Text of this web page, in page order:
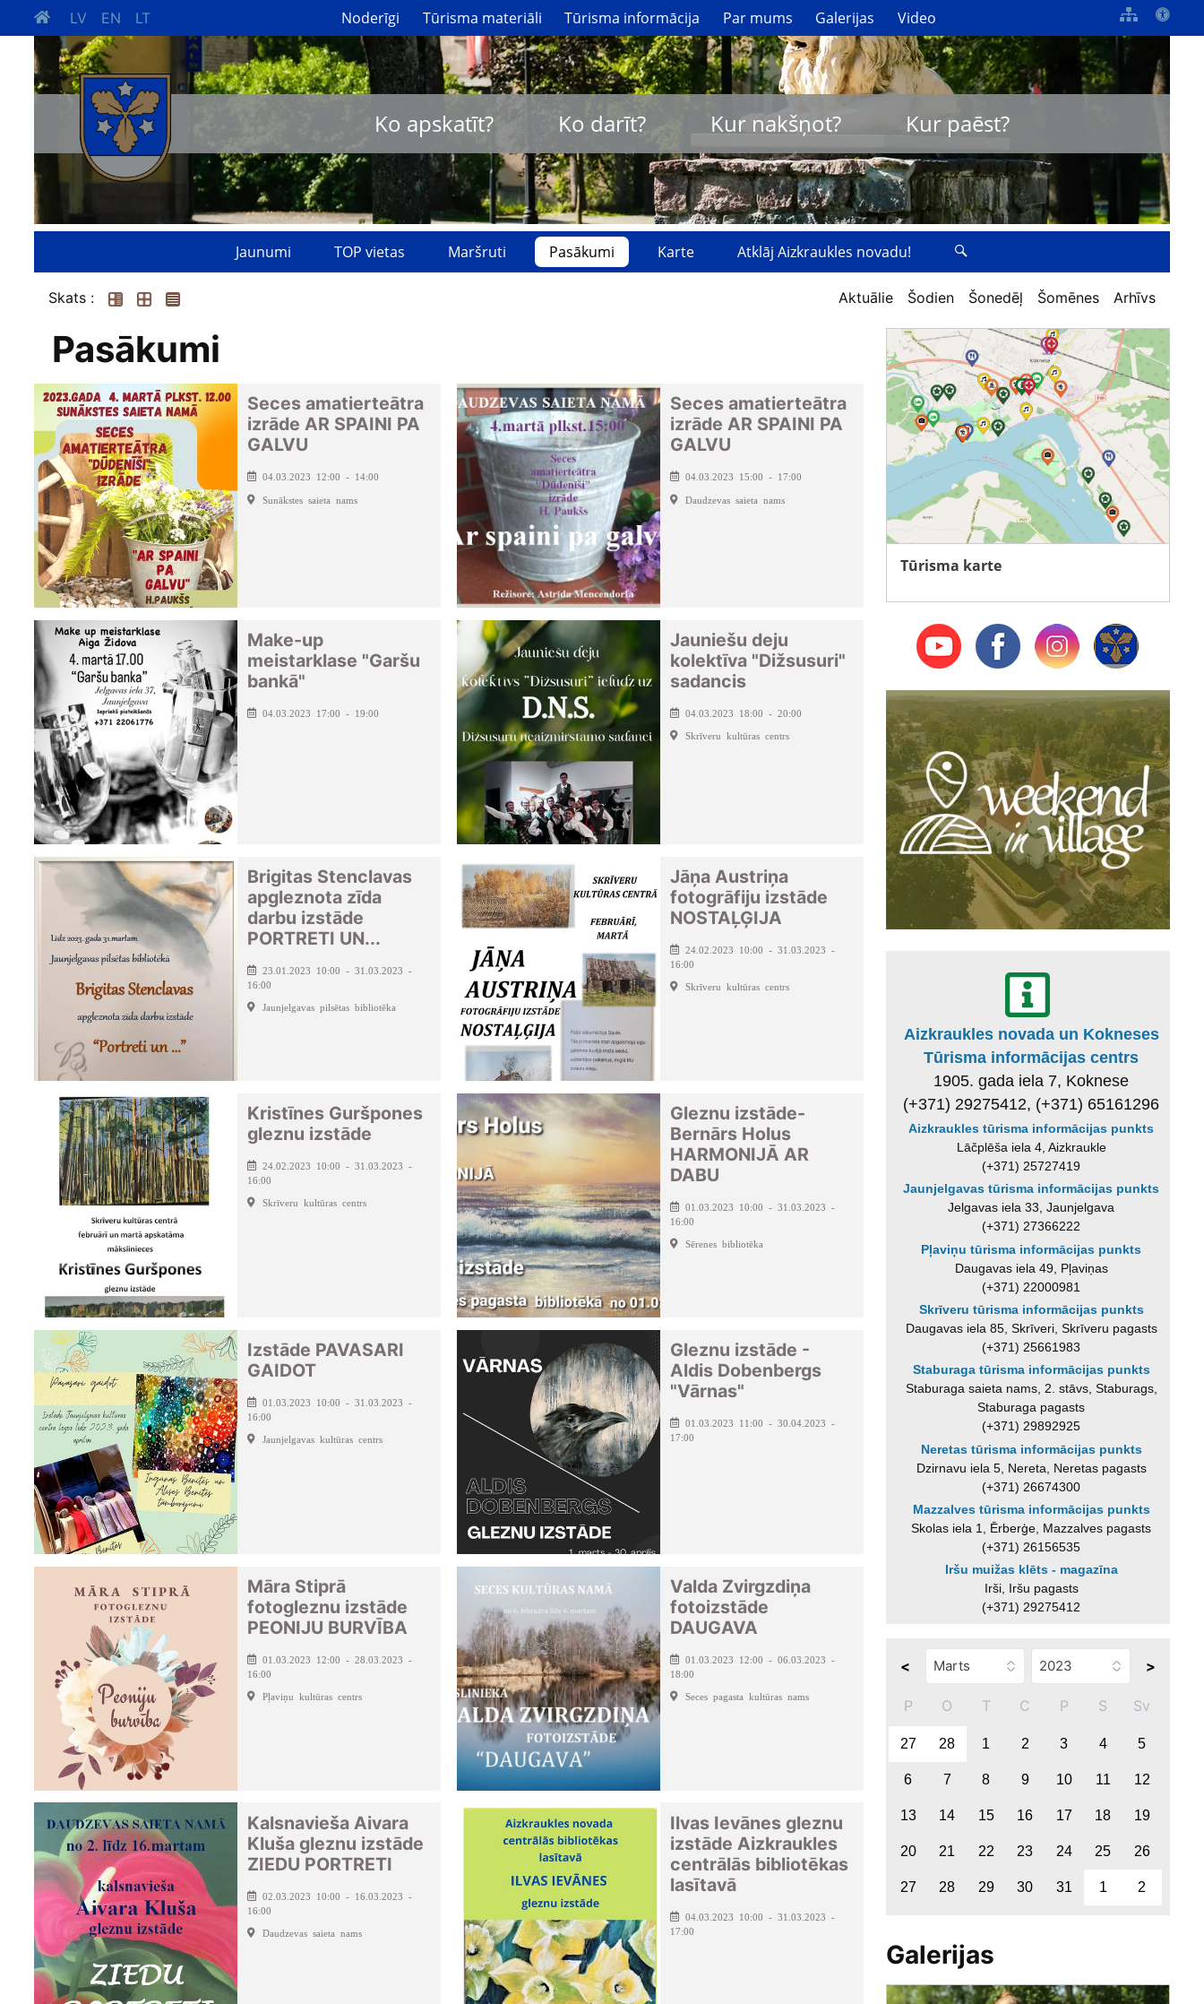
LV EN LT Noderīgi Tūrisma materiāli Tūrisma informācija Par mums Galerijas Video
Ko apskatīt? Ko darīt? Kur nakšņot? Kur paēst?
Jaunumi TOP vietas Maršruti Pasākumi Karte Atklāj Aizkraukles novadu!
Skats : Aktuālie Šodien Šonedēļ Šomēnes Arhīvs
Pasākumi
Seces amatierteātra
izrāde AR SPAINI PA
GALVU
04.03.2023 12:00 - 14:00
Sunākstes saieta nams
Seces amatierteātra
izrāde AR SPAINI PA
GALVU
04.03.2023 15:00 - 17:00
Daudzevas saieta nams
Make-up
meistarklase "Garšu
bankā"
04.03.2023 17:00 - 19:00
Jauniešu deju
kolektīva "Dižsusuri"
sadancis
04.03.2023 18:00 - 20:00
Skrīveru kultūras centrs
Brigitas Stenclavas
apgleznota zīda
darbu izstāde
PORTRETI UN...
23.01.2023 10:00 - 31.03.2023 -
16:00
Jaunjelgavas pilsētas bibliotēka
Jāņa Austriņa
fotogrāfiju izstāde
NOSTAĻĢIJA
24.02.2023 10:00 - 31.03.2023 -
16:00
Skrīveru kultūras centrs
Kristīnes Guršpones
gleznu izstāde
24.02.2023 10:00 - 31.03.2023 -
16:00
Skrīveru kultūras centrs
Gleznu izstāde-
Bernārs Holus
HARMONIJĀ AR
DABU
01.03.2023 10:00 - 31.03.2023 -
16:00
Sērenes bibliotēka
Izstāde PAVASARI
GAIDOT
01.03.2023 10:00 - 31.03.2023 -
16:00
Jaunjelgavas kultūras centrs
Gleznu izstāde -
Aldis Dobenbergs
"Vārnas"
01.03.2023 11:00 - 30.04.2023 -
17:00
Māra Stiprā
fotogleznu izstāde
PEONIJU BURVĪBA
01.03.2023 12:00 - 28.03.2023 -
16:00
Pļaviņu kultūras centrs
Valda Zvirgzdiņa
fotoizstāde
DAUGAVA
01.03.2023 12:00 - 06.03.2023 -
18:00
Seces pagasta kultūras nams
Kalsnavieša Aivara
Kluša gleznu izstāde
ZIEDU PORTRETI
02.03.2023 10:00 - 16.03.2023 -
16:00
Daudzevas saieta nams
Ilvas Ievānes gleznu
izstāde Aizkraukles
centrālās bibliotēkas
lasītavā
04.03.2023 10:00 - 31.03.2023 -
17:00
Tūrisma karte
Aizkraukles novada un Kokneses
Tūrisma informācijas centrs
1905. gada iela 7, Koknese
(+371) 29275412, (+371) 65161296
Aizkraukles tūrisma informācijas punkts
Lāčplēša iela 4, Aizkraukle
(+371) 25727419
Jaunjelgavas tūrisma informācijas punkts
Jelgavas iela 33, Jaunjelgava
(+371) 27366222
Pļaviņu tūrisma informācijas punkts
Daugavas iela 49, Pļaviņas
(+371) 22000981
Skrīveru tūrisma informācijas punkts
Daugavas iela 85, Skrīveri, Skrīveru pagasts
(+371) 25661983
Staburaga tūrisma informācijas punkts
Staburaga saieta nams, 2. stāvs, Staburags,
Staburaga pagasts
(+371) 29892925
Neretas tūrisma informācijas punkts
Dzirnavu iela 5, Nereta, Neretas pagasts
(+371) 26674300
Mazzalves tūrisma informācijas punkts
Skolas iela 1, Ērberģe, Mazzalves pagasts
(+371) 26156535
Iršu muižas klēts - magazīna
Irši, Iršu pagasts
(+371) 29275412
< >
P O T C P S Sv
27 28 1 2 3 4 5
6 7 8 9 10 11 12
13 14 15 16 17 18 19
20 21 22 23 24 25 26
27 28 29 30 31 1 2
Galerijas